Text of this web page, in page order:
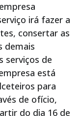
irá fazer a
consertar as
demais
serviços de
está
para
de ofício,
do dia 16 de